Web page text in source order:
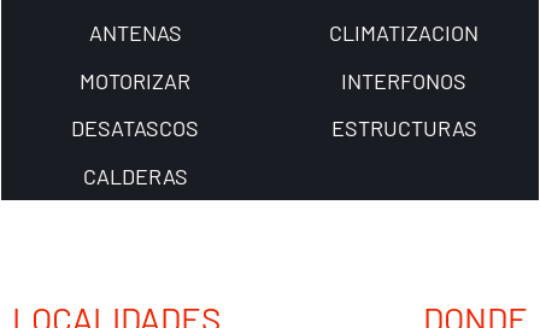
ANTENAS
CLIMATIZACION
MOTORIZAR
INTERFONOS
DESATASCOS
ESTRUCTURAS
CALDERAS
LOCALIDADES DONDE